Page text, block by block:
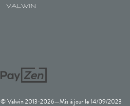
© Valwin 2013-2026—Mis à jour le14/09/2023